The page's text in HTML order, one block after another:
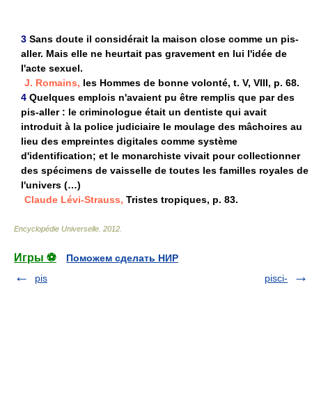
3 Sans doute il considérait la maison close comme un pis-
aller. Mais elle ne heurtait pas gravement en lui l'idée de
l'acte sexuel.
J. Romains, les Hommes de bonne volonté, t. V, VIII, p. 68.
4 Quelques emplois n'avaient pu être remplis que par des
pis-aller : le criminologue était un dentiste qui avait
introduit à la police judiciaire le moulage des mâchoires au
lieu des empreintes digitales comme système
d'identification; et le monarchiste vivait pour collectionner
des spécimens de vaisselle de toutes les familles royales de
l'univers (…)
Claude Lévi-Strauss, Tristes tropiques, p. 83.
Encyclopédie Universelle 2012
Игры ⚽
Поможем сделать НИР
pis
pisci-